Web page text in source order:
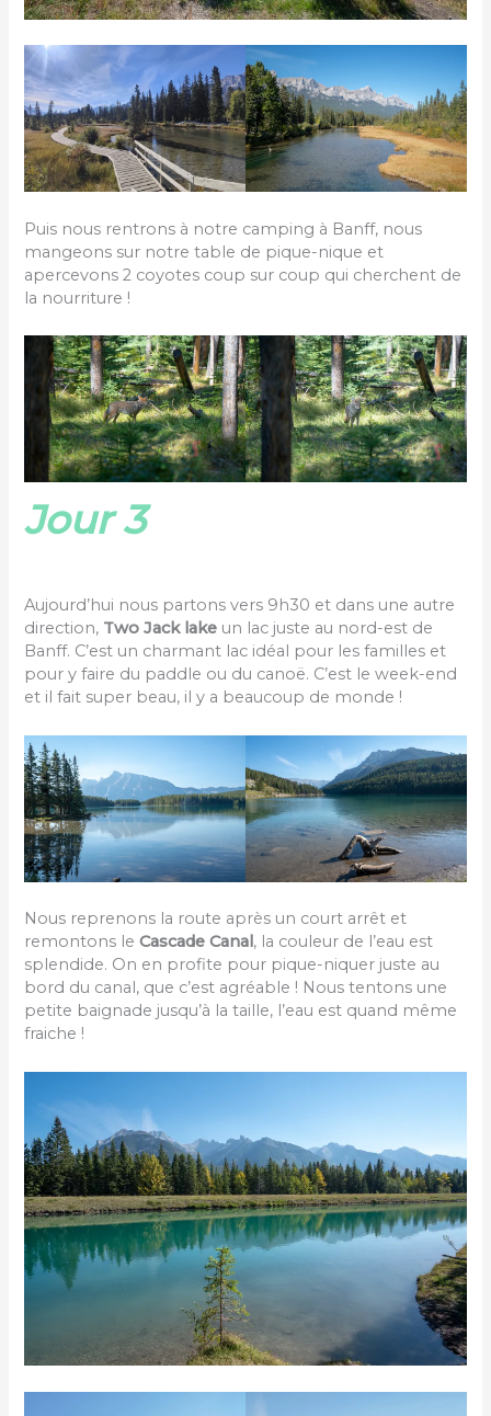
Puis nous rentrons à notre camping à Banff, nous
mangeons sur notre table de pique-nique et
apercevons 2 coyotes coup sur coup qui cherchent de
la nourriture !
Jour 3
Aujourd’hui nous partons vers 9h30 et dans une autre
direction, Two Jack lake un lac juste au nord-est de
Banff. C’est un charmant lac idéal pour les familles et
pour y faire du paddle ou du canoë. C’est le week-end
et il fait super beau, il y a beaucoup de monde !
Nous reprenons la route après un court arrêt et
remontons leCascade Canal , la couleur de l’eau est
splendide. On en profite pour pique-niquer juste au
bord du canal, que c’est agréable ! Nous tentons une
petite baignade jusqu’à la taille, l’eau est quand même
fraiche !